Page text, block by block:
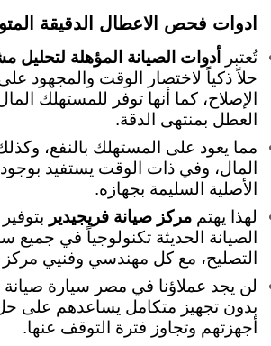
ادوات فحص الاعطال الدقيقة
تُعتبر
أدوات الصيانة المؤهلة لتحليل
حلاً ذكياً لاختصار الوقت والمجهود
الإصلاح، كما أنها توفر للمستهلك
العطل بمنتهى الدقة.
مما يعود على المستهلك بالنفع،
المال، وفي ذات الوقت يستفيد
الأصلية السليمة بجهازه.
لهذا يهتم مركز صيانة فريجيدير
الصيانة الحديثة تكنولوجياً في جميع
التصليح، مع كل مهندسي وفنيي مركز frigidaire .
بدون تجهيز متكامل يساعدهم على
أجهزتهم وتجاوز فترة التوقف عنها.